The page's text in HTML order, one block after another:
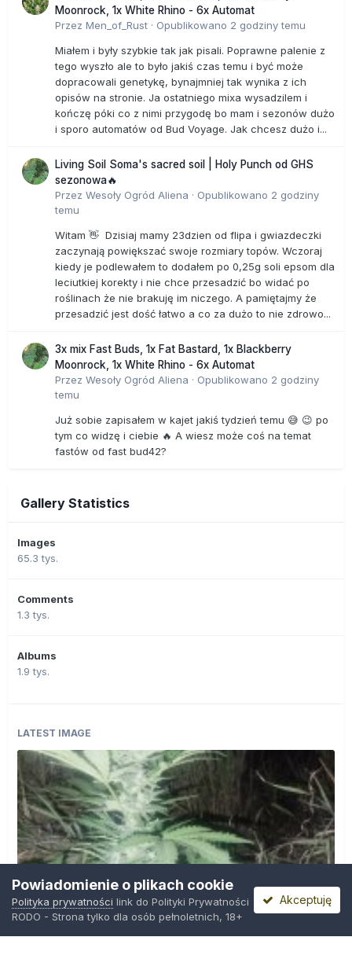
Moonrock, 1x White Rhino - 6x Automat
Przez Men_of_Rust · Opublikowano 2 godziny temu
Miałem i były szybkie tak jak pisali. Poprawne palenie z
tego wyszło ale to było jakiś czas temu i być może
dopracowali genetykę, bynajmniej tak wynika z ich
opisów na stronie. Ja ostatniego mixa wysadzilem i
kończę póki co z nimi przygodę bo mam i sezonów dużo
i sporo automatów od Bud Voyage. Jak chcesz dużo i...
Living Soil Soma's sacred soil | Holy Punch od GHS
sezonowa🔥
Przez Wesoły Ogród Aliena · Opublikowano 2 godziny
temu
Witam 👋 Dzisiaj mamy 23dzien od flipa i gwiazdeczki
zaczynają powiększać swoje rozmiary topów. Wczoraj
kiedy je podlewałem to dodałem po 0,25g soli epsom dla
leciutkiej korekty i nie chce przesadzić bo widać po
roślinach że nie brakuję im niczego. A pamiętajmy że
przesadzić jest dość łatwo a co za dużo to nie zdrowo...
3x mix Fast Buds, 1x Fat Bastard, 1x Blackberry
Moonrock, 1x White Rhino - 6x Automat
Przez Wesoły Ogród Aliena · Opublikowano 2 godziny
temu
Już sobie zapisałem w kajet jakiś tydzień temu 😅 😉 po
tym co widzę i ciebie 🔥 A wiesz może coś na temat
fastów od fast bud42?
Gallery Statistics
Images
65.3 tys.
Comments
1.3 tys.
Albums
1.9 tys.
LATEST IMAGE
Powiadomienie o plikach cookie
Polityka prywatności link do Polityki Prywatności
RODO - Strona tylko dla osób pełnoletnich, 18+
Akceptuję